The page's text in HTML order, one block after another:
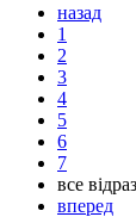
назад
1
2
3
4
5
6
7
все
вперед